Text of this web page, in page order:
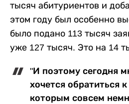
тысяч абитуриентов и
этом году был особенно
было подано 113 тысяч
уже 127 тысяч. Это на 14
"И поэтому сегодня
хочется обратиться
которым совсем